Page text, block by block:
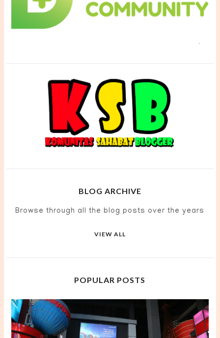
BLOG ARCHIVE
Browse through all the blog posts over the years
VIEW ALL
POPULAR POSTS